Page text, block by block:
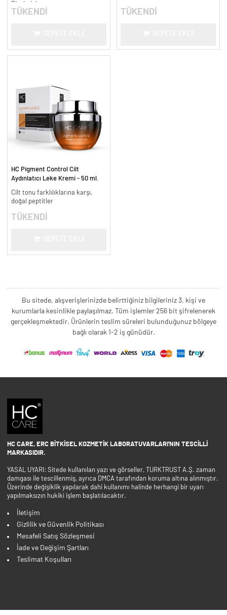
Bisabolol
TÜKENDİ TÜKENDİ
HC Pigment Control Cilt
Aydınlatıcı Leke Kremi - 50 ml.
Cilt tonu farklılıklarına karşı,
doğal peptitler
TÜKENDİ
Bu sitede, alışverişlerinizde belirttiğiniz bilgileriniz 3. kişi ve
kurumlarla kesinlikle paylaşılmaz. Tüm işlemler 256 bit şifrelenerek
gerçekleşmektedir. Ürünlerin teslim süreleri bulunduğunuz bölgeye
bağlı olarak 1-2 iş günüdür.
HC CARE, ERC BITKISEL KOZMETIK LABORATUVARLARI'NIN TESCILLI
MARKASIDIR.
YASAL UYARI: Sitede kullanılan yazı ve görseller, TURKTRUST A.Ş. zaman
damgası ile tescillenmiş, ayrıca DMCA tarafından koruma altına alınmıştır.
Üzerinde değişiklik yapılarak dahi kullanımı halinde herhangi bir uyarı
yapılmaksızın hukiki işlem başlatılacaktır.
İletişim
Gizlilik ve Güvenlik Politikası
Mesafeli Satış Sözleşmesi
İade ve Değişim Şartları
Teslimat Koşulları